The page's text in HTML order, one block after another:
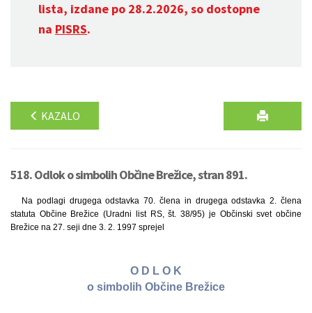
lista, izdane po 28.2.2026, so dostopne
na PISRS.
KAZALO
518. Odlok o simbolih Občine Brežice, stran 891.
Na podlagi drugega odstavka 70. člena in drugega odstavka 2. člena
statuta Občine Brežice (Uradni list RS, št. 38/95) je Občinski svet občine
Brežice na 27. seji dne 3. 2. 1997 sprejel
O D L O K
o simbolih Občine Brežice